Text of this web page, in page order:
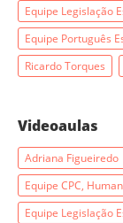
Equipe Legislação
Equipe Português
Ricardo Torques
Videoaulas
Adriana Figueiredo
Equipe CPC,
Equipe Legislação